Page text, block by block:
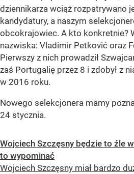
dziennikarza wciąż rozpatrywano
kandydatury, a naszym
obcokrajowiec. A kto konkretnie?
nazwiska: Vladimir Petković oraz
Pierwszy z nich prowadził
zaś Portugalię przez 8 i zdobył z
w 2016 roku.
Nowego selekcjonera mamy
24 stycznia.
Wojciech Szczęsny będzie to źle
to wypominać
Wojciech Szczęsny miał bardzo